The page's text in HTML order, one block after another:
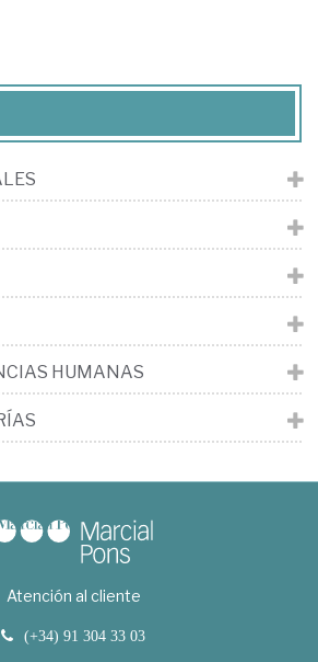
HUMANAS
Atención al cliente
(+34) 91 304 33 03